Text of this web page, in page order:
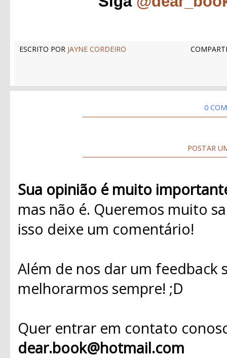
ESCRITO POR JAYNE CORDEIRO
0
POSTAR
Sua opinião é muito
mas não é. Queremos muito
isso deixe um comentário!
Além de nos dar um
melhorarmos sempre! ;D
Quer entrar em contato
dear.book@hotmail.com